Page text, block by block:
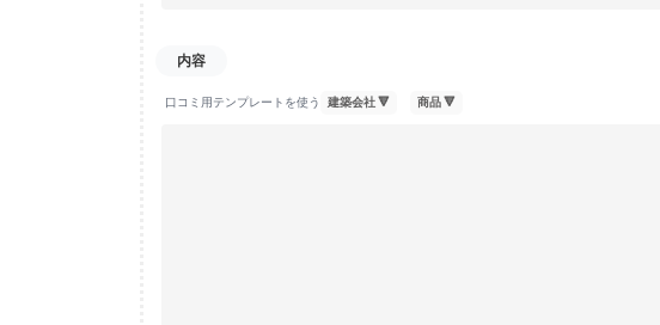
口コミ用テンプレートを使う